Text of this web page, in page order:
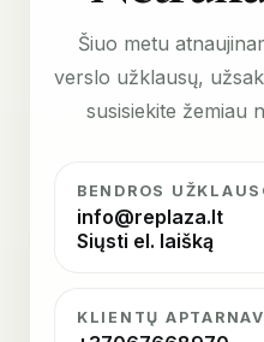
Šiuo metu
verslo užklausų,
susisiekite žemiau
BENDROS
info@replaza.lt
Siųsti el. laišką
KLIENTŲ